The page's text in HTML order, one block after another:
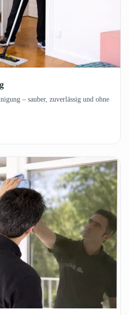
– sauber, zuverlässig und ohne